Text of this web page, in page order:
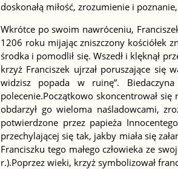
doskonałą miłość, zrozumienie i
Wkrótce po swoim nawróceniu,
1206 roku mijając zniszczony kościółek
środka i pomodlił się. Wszedł i klęknął
krzyż Franciszek ujrzał poruszające się
widzisz popada w ruinę”.
polecenie.Początkowo skoncentrował
obdarzył go wieloma naśladowcami,
potwierdzone przez papieża
przechylającej się tak, jakby miała się
Franciszku tego małego człowieka ze
r.).Poprzez wieki, krzyż symbolizował